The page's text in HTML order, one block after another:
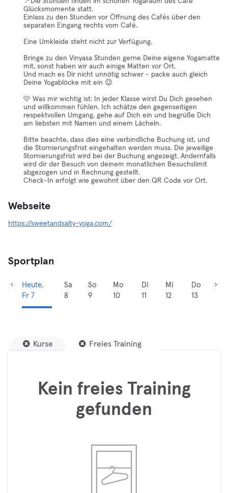
Glücksmomente statt.
Einlass zu den Stunden vor Öffnung des Cafés über den
separaten Eingang rechts vom Café.
Eine Umkleide steht nicht zur Verfügung.
Bringe zu den Vinyasa Stunden gerne Deine eigene Yogamatte
mit, sonst haben wir auch einige Matten vor Ort.
Und mach es Dir nicht unnötig schwer - packe auch gleich
Deine Yogablöcke mit ein 😉
🩷 Was mir wichtig ist: In jeder Klasse wirst Du Dich gesehen
und willkommen fühlen. Ich schätze den gegenseitigen
respektvollen Umgang, gehe auf Dich ein und begrüße Dich
am liebsten mit Namen und einem Lächeln.
Bitte beachte, dass dies eine verbindliche Buchung ist, und
die Stornierungsfrist eingehalten werden muss. Die jeweilige
Stornierungsfrist wird bei der Buchung angezeigt. Andernfalls
wird dir der Besuch von deinem monatlichen Besuchslimit
abgezogen und in Rechnung gestellt.
Check-In erfolgt wie gewohnt über den QR Code vor Ort.
Webseite
https://sweetandsalty-yoga.com/
Sportplan
Heute,
Fr 7
Sa
8
So
9
Mo
10
Di
11
Mi
12
Do
13
Kurse Freies Training
Kein freies Training
gefunden